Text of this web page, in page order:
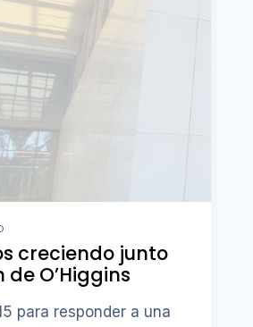
creciendo junto
de O’Higgins
para responder a una